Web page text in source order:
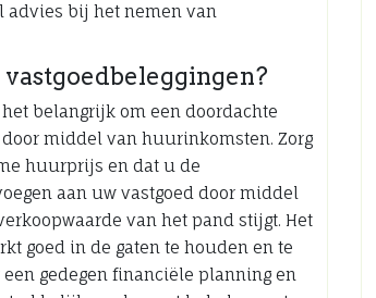
advies bij het nemen van
belangrijk om een doordachte
middel van huurinkomsten. Zorg
huurprijs en dat u de
aan uw vastgoed door middel
van het pand stijgt. Het
goed in de gaten te houden en te
gedegen financiële planning en